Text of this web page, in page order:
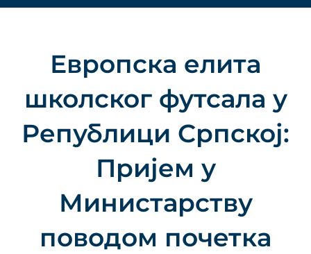
Европска елита
школског футсала у
Републици Српској:
Пријем у
Министарству
поводом почетка